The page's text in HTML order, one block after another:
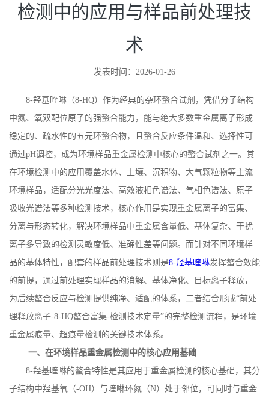
检测中的应用与样品前处理技
术
发表时间：2026-01-26
8-羟基喹啉（8-HQ）作为经典的杂环螯合试剂，凭借分子结构
中氮、氧双配位原子的强螯合能力，能与绝大多数重金属离子形成
稳定的、疏水性的五元环螯合物，且螯合反应条件温和、选择性可
通过pH调控，成为环境样品重金属检测中核心的螯合试剂之一。其
在环境检测中的应用覆盖水体、土壤、沉积物、大气颗粒物等主流
环境样品，适配分光光度法、高效液相色谱法、气相色谱法、原子
吸收光谱法等多种检测技术，核心作用是实现重金属离子的富集、
分离与形态转化，解决环境样品中重金属含量低、基体复杂、干扰
离子多导致的检测灵敏度低、准确性差等问题。而针对不同环境样
品的基体特性，配套的样品前处理技术则是8-羟基喹啉发挥螯合效能
的前提，通过前处理实现样品的消解、基体净化、目标离子释放，
为后续螯合反应与检测提供纯净、适配的体系，二者结合形成“前处
理释放离子-8-HQ螯合富集-检测技术定量”的完整检测流程，是环境
重金属痕量、超痕量检测的关键技术体系。
一、在环境样品重金属检测中的核心应用基础
8-羟基喹啉的螯合特性是其应用于重金属检测的核心基础，其分
子结构中羟基氧（-OH）与喹啉环氮（N）处于邻位，可同时与重金